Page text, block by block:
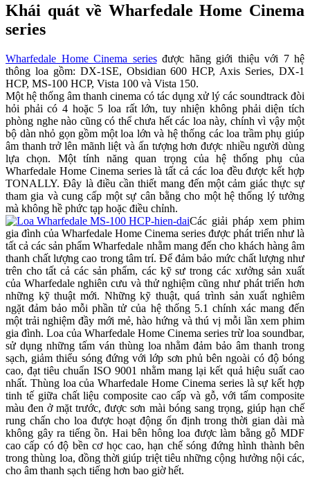
Khái quát về Wharfedale Home Cinema
series
Wharfedale Home Cinema seriesđược hãng giới thiệu với 7 hệ
thông loa gồm: DX-1SE, Obsidian 600 HCP, Axis Series, DX-1
HCP, MS-100 HCP, Vista 100 và Vista 150.
Một hệ thống âm thanh cinema có tác dụng xử lý các soundtrack đòi
hỏi phải có 4 hoặc 5 loa rất lớn, tuy nhiện không phải diện tích
phòng nghe nào cũng có thể chưa hết các loa này, chính vì vậy một
bộ dàn nhỏ gọn gồm một loa lớn và hệ thống các loa trầm phụ giúp
âm thanh trở lên mãnh liệt và ấn tượng hơn được nhiều người dùng
lựa chọn. Một tính năng quan trọng của hệ thống phụ của
Wharfedale Home Cinema series là tất cả các loa đều được kết hợp
TONALLY. Đây là điều cần thiết mang đến một cảm giác thực sự
tham gia và cung cấp một sự cân bằng cho một hệ thống lý tưởng
mà không hề phức tạp hoặc điều chỉnh.
Các giải pháp xem phim
gia đình của Wharfedale Home Cinema series được phát triển như là
tất cả các sản phẩm Wharfedale nhằm mang đến cho khách hàng âm
thanh chất lượng cao trong tâm trí. Để đảm bảo mức chất lượng như
trên cho tất cả các sản phẩm, các kỹ sư trong các xưởng sản xuất
của Wharfedale nghiên cưu và thử nghiệm cũng như phát triển hơn
những kỹ thuật mới. Những kỹ thuật, quá trình sản xuất nghiêm
ngặt đảm bảo mỗi phần tử của hệ thống 5.1 chính xác mang đến
một trải nghiệm đầy mới mẻ, hào hứng và thú vị mỗi lần xem phim
gia đình. Loa của Wharfedale Home Cinema series trừ loa soundbar,
sử dụng những tấm ván thùng loa nhằm đảm bảo âm thanh trong
sạch, giảm thiểu sóng đứng với lớp sơn phủ bên ngoài có độ bóng
cao, đạt tiêu chuẩn ISO 9001 nhằm mang lại kết quả hiệu suất cao
nhất. Thùng loa của Wharfedale Home Cinema series là sự kết hợp
tinh tế giữa chất liệu composite cao cấp và gỗ, với tấm composite
màu đen ở mặt trước, được sơn mài bóng sang trọng, giúp hạn chế
rung chấn cho loa được hoạt động ổn định trong thời gian dài mà
không gây ra tiếng ồn. Hai bên hông loa được làm bằng gỗ MDF
cao cấp có độ bền cơ học cao, hạn chế sóng đứng hình thành bên
trong thùng loa, đồng thời giúp triệt tiêu những cộng hưởng nội các,
cho âm thanh sạch tiếng hơn bao giờ hết.